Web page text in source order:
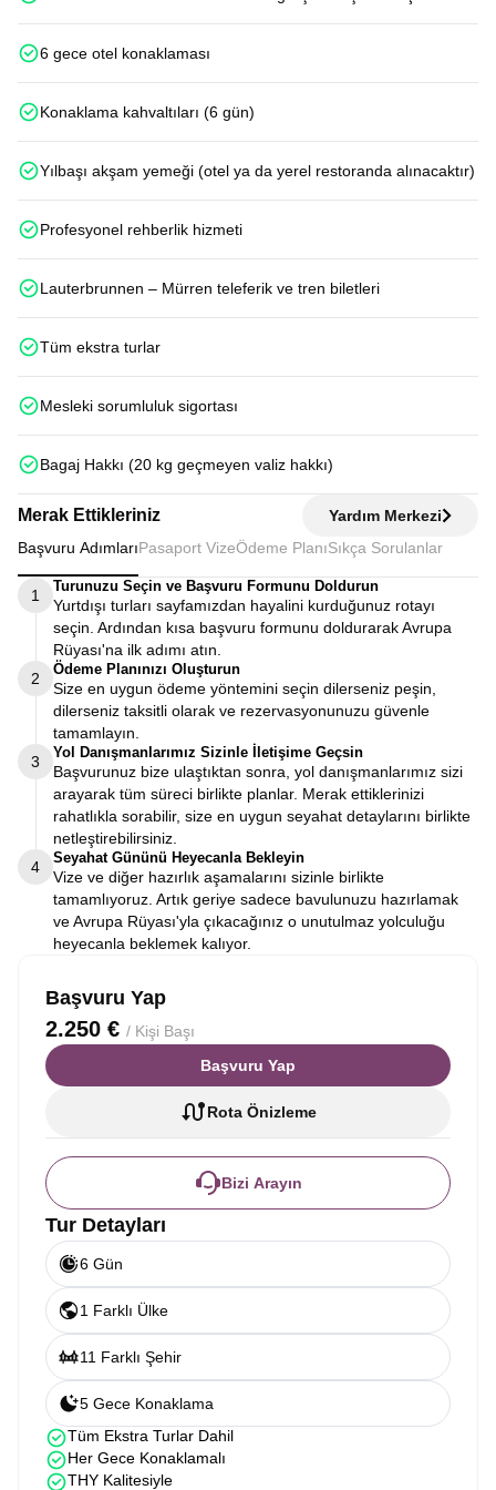
6 gece otel konaklaması
Konaklama kahvaltıları (6 gün)
Yılbaşı akşam yemeği (otel ya da yerel restoranda alınacaktır)
Profesyonel rehberlik hizmeti
Lauterbrunnen – Mürren teleferik ve tren biletleri
Tüm ekstra turlar
Mesleki sorumluluk sigortası
Bagaj Hakkı (20 kg geçmeyen valiz hakkı)
Merak Ettikleriniz
Yardım Merkezi
Başvuru AdımlarıPasaport VizeÖdeme Planı Sıkça Sorulanlar
1
Turunuzu Seçin ve Başvuru Formunu Doldurun
Yurtdışı turları sayfamızdan hayalini kurduğunuz rotayı
seçin. Ardından kısa başvuru formunu doldurarak Avrupa
Rüyası'na ilk adımı atın.
2
Ödeme Planınızı Oluşturun
Size en uygun ödeme yöntemini seçin dilerseniz peşin,
dilerseniz taksitli olarak ve rezervasyonunuzu güvenle
tamamlayın.
3
Yol Danışmanlarımız Sizinle İletişime Geçsin
Başvurunuz bize ulaştıktan sonra, yol danışmanlarımız sizi
arayarak tüm süreci birlikte planlar. Merak ettiklerinizi
rahatlıkla sorabilir, size en uygun seyahat detaylarını birlikte
netleştirebilirsiniz.
4
Seyahat Gününü Heyecanla Bekleyin
Vize ve diğer hazırlık aşamalarını sizinle birlikte
tamamlıyoruz. Artık geriye sadece bavulunuzu hazırlamak
ve Avrupa Rüyası'yla çıkacağınız o unutulmaz yolculuğu
heyecanla beklemek kalıyor.
Başvuru Yap
2.250 € / Kişi Başı
Başvuru Yap
Rota Önizleme
Bizi Arayın
Tur Detayları
6 Gün
1 Farklı Ülke
11 Farklı Şehir
5 Gece Konaklama
Tüm Ekstra Turlar Dahil
Her Gece Konaklamalı
THY Kalitesiyle